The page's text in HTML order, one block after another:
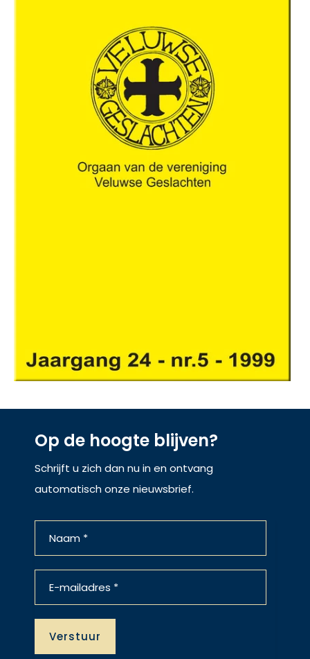
Op de hoogte blijven?
Schrijft u zich dan nu in en ontvang
automatisch onze nieuwsbrief.